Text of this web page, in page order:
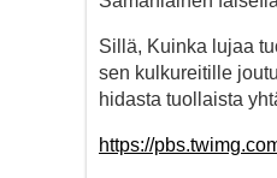
Sillä, Kuinka lujaa
sen kulkureitille
hidasta tuollaista
https://